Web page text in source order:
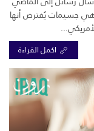
جسيمات يُفترض أنها
اكمل القراءة